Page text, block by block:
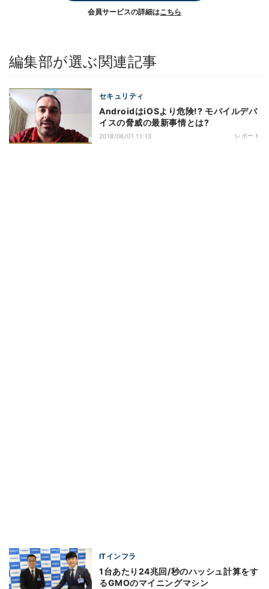
会員サービスの詳細はこちら
編集部が選ぶ関連記事
セキュリティ
AndroidはiOSより危険!? モバイルデバ
イスの脅威の最新事情とは?
2018/06/01 11:13 レポート
ITインフラ
1台あたり24兆回/秒のハッシュ計算をす
るGMOのマイニングマシン